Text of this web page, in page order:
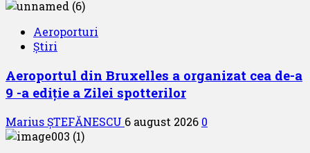
Aeroporturi
Știri
Aeroportul din Bruxelles a organizat cea de-a
9 -a ediție a Zilei spotterilor
Marius ȘTEFĂNESCU 6 august 2026 0